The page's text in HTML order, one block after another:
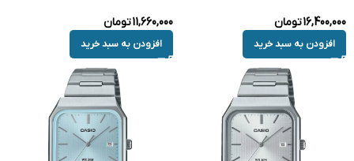
16,400,000تومان
افزودن به سبد خرید
11,660,000تومان
افزودن به سبد خرید